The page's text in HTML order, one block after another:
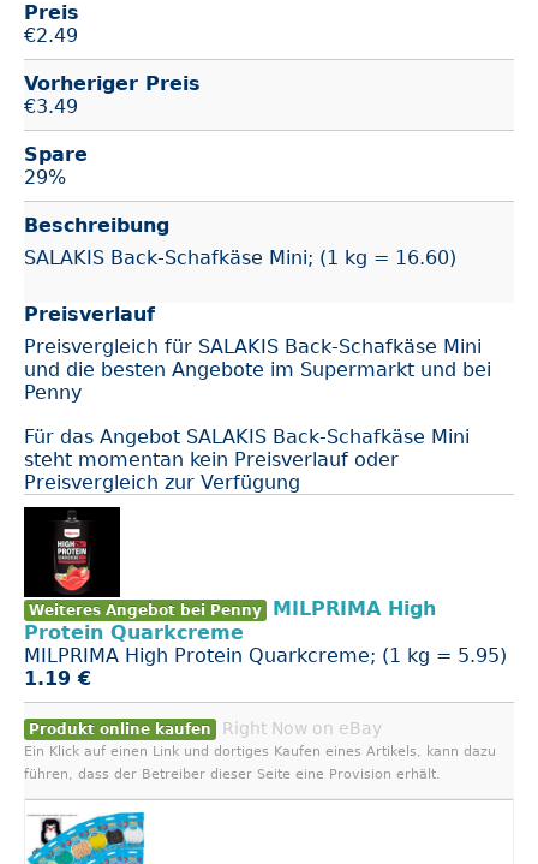
Preis
€2.49
Vorheriger Preis
€3.49
Spare
29%
Beschreibung
SALAKIS Back-Schafkäse Mini; (1 kg = 16.60)
Preisverlauf
Preisvergleich für SALAKIS Back-Schafkäse Mini
und die besten Angebote im Supermarkt und bei
Penny
Für das Angebot SALAKIS Back-Schafkäse Mini
steht momentan kein Preisverlauf oder
Preisvergleich zur Verfügung
Weiteres Angebot bei Penny
MILPRIMA High
Protein Quarkcreme
MILPRIMA High Protein Quarkcreme; (1 kg = 5.95)
1.19 €
Produkt online kaufen Right Now on eBay
Ein Klick auf einen Link und dortiges Kaufen eines Artikels, kann dazu
führen, dass der Betreiber dieser Seite eine Provision erhält.